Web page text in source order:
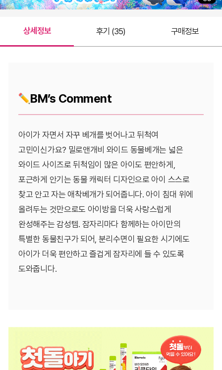
상세정보 후기 (35) 구매정보
BM’s Comment
아이가 자면서 자꾸 베개를 벗어나고 뒤척여
고민이신가요? 밀로앤개비 와이드 동물베개는 넓은
와이드 사이즈로 뒤척임이 많은 아이도 편안하게,
포근하게 안기는 동물 캐릭터 디자인으로 아이 스스로
찾고 안고 자는 애착베개가 되어줍니다. 아이 침대 위에
올려두는 것만으로도 아이방을 더욱 사랑스럽게
완성해주는 감성템. 잠자리마다 함께하는 아이만의
특별한 동물친구가 되어, 분리수면이 필요한 시기에도
아이가 더욱 편안하고 즐겁게 잠자리에 들 수 있도록
도와줍니다.